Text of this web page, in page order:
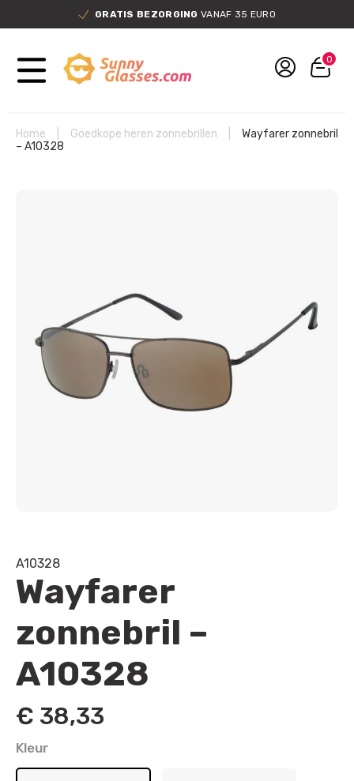
GRATIS BEZORGING VANAF 35 EURO
0
Home Goedkope heren zonnebrillen
Wayfarer zonnebril
– A10328
A10328
Wayfarer
zonnebril –
A10328
€ 38,33
Kleur